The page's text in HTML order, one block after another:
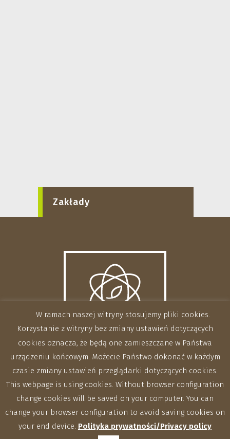
Zakłady
W ramach naszej witryny stosujemy pliki cookies.
Korzystanie z witryny bez zmiany ustawień dotyczących
cookies oznacza, że będą one zamieszczane w Państwa
urządzeniu końcowym. Możecie Państwo dokonać w każdym
czasie zmiany ustawień przeglądarki dotyczących cookies.
This webpage is using cookies. Without browser configuration
change cookies will be saved on your computer. You can
change your browser configuration to avoid saving cookies on
your end device. Polityka prywatności/Privacy policy